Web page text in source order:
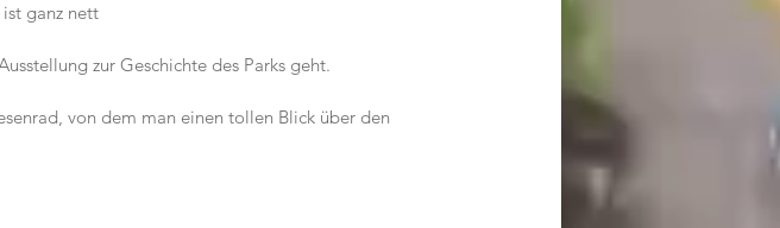
ganz nett
zur Geschichte des Parks geht.
von dem man einen tollen Blick über den